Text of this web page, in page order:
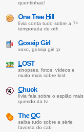
quentinhas!
One TreeHill
lívia conta tudo sobre a 7ª
temporada de oth
Gossip Girl
xoxo, gossip girl :p
LOST
sinopses, fotos, vídeos e
muito mais sobre lost
Chuck
lívia fala sobre o espião mais
querido da tv
TheOC
saiba tudo sobre a série
favorita do cab